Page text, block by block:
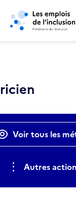
Aller au contenu
Voir tous les
Autres
la page
des cookies